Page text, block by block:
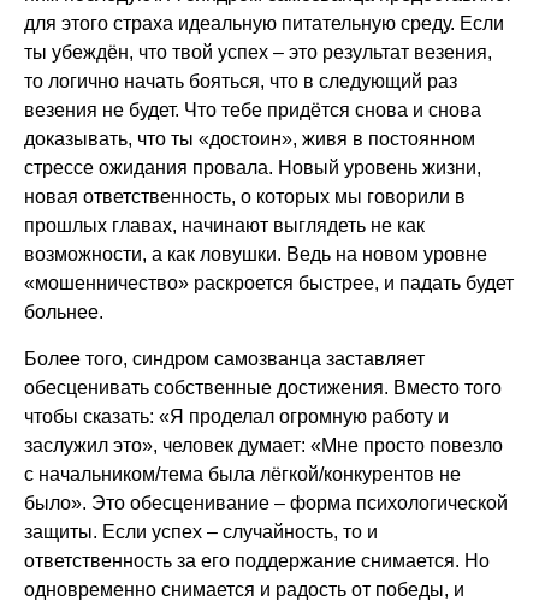
для этого страха идеальную питательную среду. Если
ты убеждён, что твой успех – это результат везения,
то логично начать бояться, что в следующий раз
везения не будет. Что тебе придётся снова и снова
доказывать, что ты «достоин», живя в постоянном
стрессе ожидания провала. Новый уровень жизни,
новая ответственность, о которых мы говорили в
прошлых главах, начинают выглядеть не как
возможности, а как ловушки. Ведь на новом уровне
«мошенничество» раскроется быстрее, и падать будет
больнее.
Более того, синдром самозванца заставляет
обесценивать собственные достижения. Вместо того
чтобы сказать: «Я проделал огромную работу и
заслужил это», человек думает: «Мне просто повезло
с начальником/тема была лёгкой/конкурентов не
было». Это обесценивание – форма психологической
защиты. Если успех – случайность, то и
ответственность за его поддержание снимается. Но
одновременно снимается и радость от победы, и